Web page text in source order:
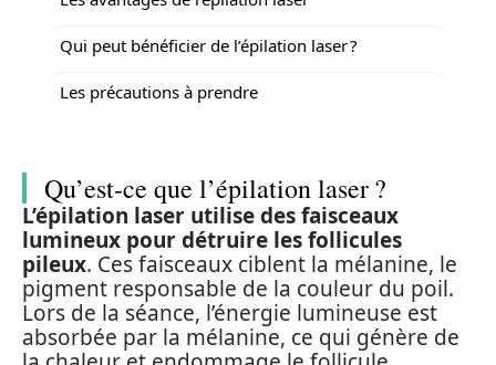
Qui peut bénéficier de l’épilation laser ?
Les précautions à prendre
Qu’est-ce que l’épilation laser ?
L’épilation laser utilise des faisceaux
lumineux pour détruire les follicules
pileux. Ces faisceaux ciblent la mélanine, le
pigment responsable de la couleur du poil.
Lors de la séance, l’énergie lumineuse est
absorbée par la mélanine, ce qui génère de